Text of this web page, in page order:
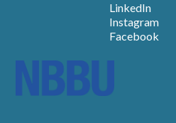
LinkedIn
Instagram
Facebook